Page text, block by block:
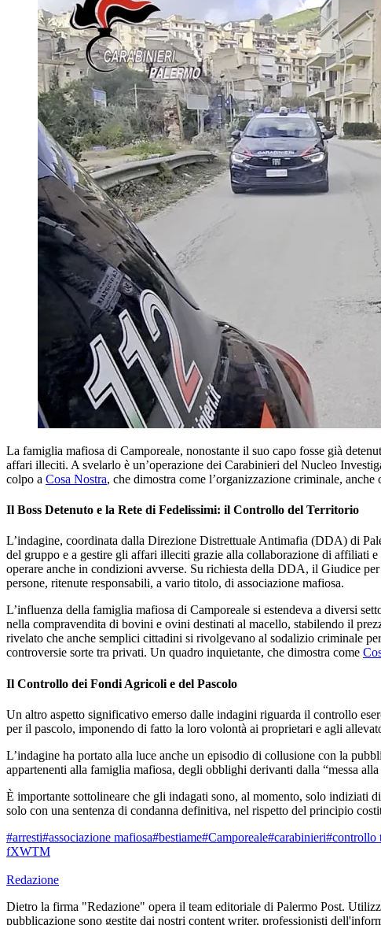
La famiglia mafiosa di Camporeale, nonostante il suo capo fosse già
affari illeciti. A svelarlo è un’operazione dei Carabinieri del Nucleo
colpo a Cosa Nostra, che dimostra come l’organizzazione criminale,
Il Boss Detenuto e la Rete di Fedelissimi: il Controllo del Territorio
L’indagine, coordinata dalla Direzione Distrettuale Antimafia (DDA) di
del gruppo e a gestire gli affari illeciti grazie alla collaborazione di affiliati
operare anche in condizioni avverse. Su richiesta della DDA, il Giudice
persone, ritenute responsabili, a vario titolo, di associazione mafiosa.
L’influenza della famiglia mafiosa di Camporeale si estendeva a diversi
nella compravendita di bovini e ovini destinati al macello, stabilendo il
rivelato che anche semplici cittadini si rivolgevano al sodalizio criminale
controversie sorte tra privati. Un quadro inquietante, che dimostra come
Il Controllo dei Fondi Agricoli e del Pascolo
Un altro aspetto significativo emerso dalle indagini riguarda il controllo
per il pascolo, imponendo di fatto la loro volontà ai proprietari e agli
L’indagine ha portato alla luce anche un episodio di collusione con la
appartenenti alla famiglia mafiosa, degli obblighi derivanti dalla “messa
È importante sottolineare che gli indagati sono, al momento, solo indiziati
solo con una sentenza di condanna definitiva, nel rispetto del principio
#arresti#associazione mafiosa#bestiame#Camporeale#carabinieri#controllo
fXWTM
Redazione
Dietro la firma "Redazione" opera il team editoriale di Palermo Post.
pubblicazione sono gestite dai nostri content writer, professionisti